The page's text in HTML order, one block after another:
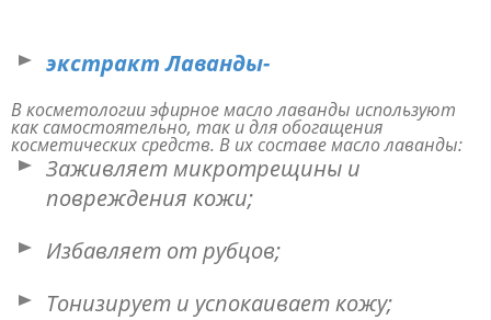
экстракт Лаванды-
В косметологии эфирное масло лаванды используют
как самостоятельно, так и для обогащения
косметических средств. В их составе масло лаванды:
Заживляет микротрещины и
повреждения кожи;
Избавляет от рубцов;
Тонизирует и успокаивает кожу;